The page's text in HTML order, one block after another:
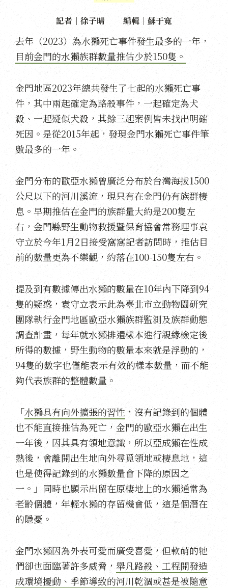
記者｜徐子晴 編輯｜蘇于寬
去年（2023）為水獺死亡事件發生最多的一年，
目前金門的水獺族群數量推估少於150隻。
金門地區2023年總共發生了七起的水獺死亡事
件，其中兩起確定為路殺事件，一起確定為犬
殺、一起疑似犬殺，其餘三起案例皆未找出明確
死因。是從2015年起，發現金門水獺死亡事件筆
數最多的一年。
金門分布的歐亞水獺曾廣泛分布於台灣海拔1500
公尺以下的河川溪流，現只有在金門仍有族群棲
息。早期推估在金門的族群量大約是200隻左
右，金門縣野生動物救援暨保育協會常務理事袁
守立於今年1月2日接受窩窩記者訪問時，推估目
前的數量更為不樂觀，約落在100-150隻左右。
提及到有數據傳出水獺的數量在10年內下降到94
隻的疑惑，袁守立表示此為臺北市立動物園研究
團隊執行金門地區歐亞水獺族群監測及族群動態
調查計畫，每年就水獺排遺樣本進行親緣檢定後
所得的數據，野生動物的數量本來就是浮動的，
94隻的數字也僅能表示有效的樣本數量，而不能
夠代表族群的整體數量。
「水獺具有向外擴張的習性 ，沒有記錄到的個體
也不能直接推估為死亡，金門的歐亞水獺在出生
一年後，因其具有領地意識，所以亞成獺在性成
熟後，會離開出生地向外尋覓領地或棲息地，這
也是使得記錄到的水獺數量會下降的原因之
一。」同時也顯示出留在原棲地上的水獺通常為
老齡個體，年輕水獺的存留機會低，這是個潛在
的隱憂。
金門水獺因為外表可愛而廣受喜愛，但軟萌的牠
們卻也面臨著許多威脅， 舉凡路殺、工程開發造
成環境擾動、季節導致的河川乾涸或甚是被隨意